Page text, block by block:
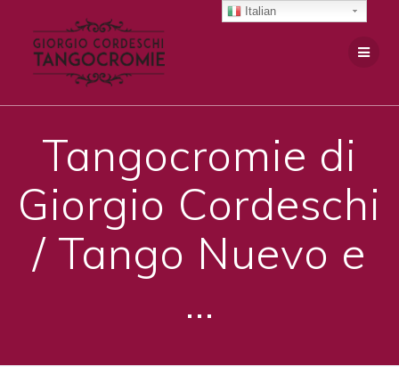
Tangocromie di
Giorgio Cordeschi
/ Tango Nuevo e
…
Italian